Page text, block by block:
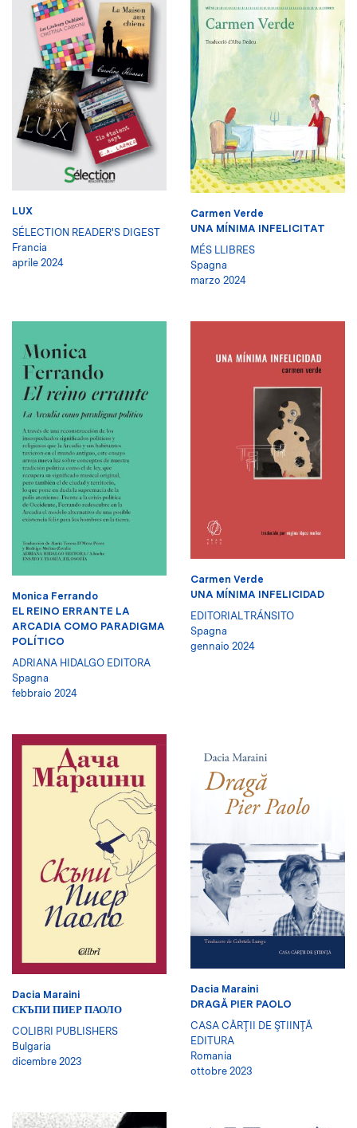
LUX
SÉLECTION READER'S DIGEST
Francia
aprile 2024
Carmen Verde
UNA MÍNIMA INFELICITAT
MÉS LLIBRES
Spagna
marzo 2024
Monica Ferrando
EL REINO ERRANTE LA
ARCADIA COMO PARADIGMA
POLÍTICO
ADRIANA HIDALGO EDITORA
Spagna
febbraio 2024
Carmen Verde
UNA MÍNIMA INFELICIDAD
EDITORIAL TRÁNSITO
Spagna
gennaio 2024
Dacia Maraini
СКЪПИ ПИЕР ПАОЛО
COLIBRI PUBLISHERS
Bulgaria
dicembre 2023
Dacia Maraini
DRAGĂ PIER PAOLO
CASA CĂRŢII DE ŞTIINŢĂ
EDITURA
Romania
ottobre 2023